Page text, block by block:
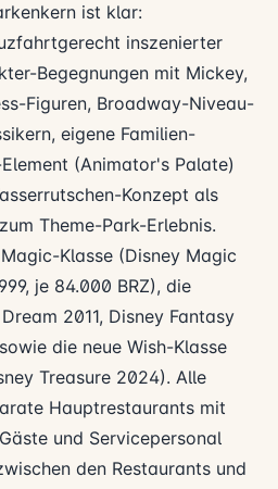
ist klar:
inszenierter
Begegnungen mit Mickey,
Figuren, Broadway-Niveau-
eigene Familien-
(Animator's Palate)
Konzept als
Theme-Park-Erlebnis.
Klasse (Disney Magic
je 84.000 BRZ), die
2011, Disney Fantasy
die neue Wish-Klasse
Treasure 2024). Alle
Hauptrestaurants mit
und Servicepersonal
den Restaurants und